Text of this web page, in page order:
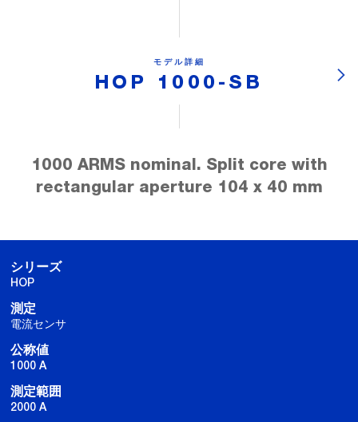
モデル詳細
HOP 1000-SB
1000 ARMS nominal. Split core with
rectangular aperture 104 x 40 mm
シリーズ
HOP
測定
電流センサ
公称値
1000 A
測定範囲
2000 A